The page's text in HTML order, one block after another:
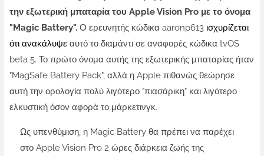
την εξωτερική μπαταρία του Apple Vision Pro με το όνομα
"Magic Battery". Ο ερευνητής κώδικα aaronp613 ισχυρίζεται
ότι ανακάλυψε αυτό το διαμάντι σε αναφορές κώδικα tvOS
beta 5. Το πρώτο όνομα αυτής της εξωτερικής μπαταρίας ήταν
"MagSafe Battery Pack", αλλά η Apple πιθανώς θεώρησε
αυτή την ορολογία πολύ λιγότερο "πιασάρικη" και λιγότερο
ελκυστική όσον αφορά το μάρκετινγκ.
Ως υπενθύμιση, η Magic Battery θα πρέπει να παρέχει
στο Apple Vision Pro 2 ώρες διάρκεια ζωής της